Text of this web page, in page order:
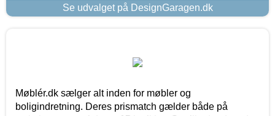
Se udvalget på DesignGaragen.dk
Møblér.dk sælger alt inden for møbler og
boligindretning. Deres prismatch gælder både på